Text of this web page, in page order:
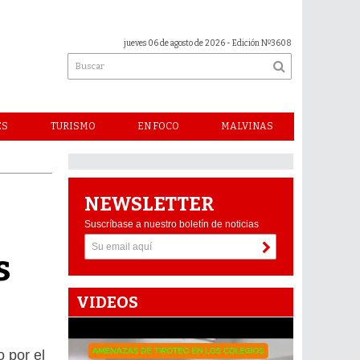
jueves 06 de agosto de 2026 - Edición Nº3608
TURISMO EN FOCO MALVINAS
por el
NEWSLETTER
Suscríbase a nuestro boletín de noticias
VIDEOS